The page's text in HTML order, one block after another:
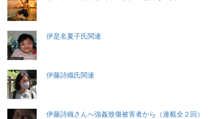
伊是名夏子氏関連
伊藤詩織氏関連
伊藤詩織さんへ強姦致傷被害者から（連載全２回）